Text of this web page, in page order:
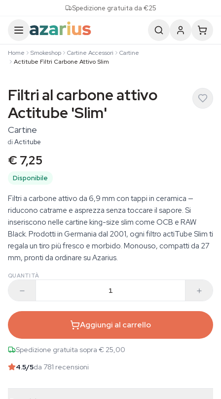
Spedizione gratuita da €25
Home Smokeshop Cartine Accessori
Cartine
Actitube Filtri Carbone Attivo Slim
Filtri al carbone attivo
Actitube 'Slim'
Cartine
di Actitube
€ 7,25
Disponibile
Filtri a carbone attivo da 6,9 mm con tappi in ceramica —
riducono catrame e asprezza senza toccare il sapore. Si
inseriscono nelle cartine king-size slim come OCB e RAW
Black. Prodotti in Germania dal 2001, ogni filtro actiTube Slim ti
regala un tiro più fresco e morbido. Monouso, compatti da 27
mm, pronti da ordinare su Azarius.
QUANTITÀ
Aggiungi al carrello
Spedizione gratuita sopra € 25,00
4.5/5da 781 recensioni